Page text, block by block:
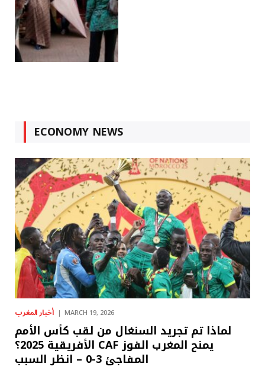
ECONOMY NEWS
أخبار المغرب MARCH 19, 2026
لماذا تم تجريد السنغال من لقب كأس الأمم
الأفريقية 2025؟ CAF يمنح المغرب الفوز
المفاجئ 3-0 – انظر السبب